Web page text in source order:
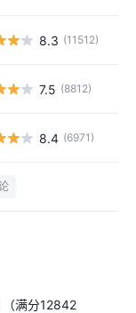
8.3 (11512)
7.5 (8812)
8.4 (6971)
满分12842